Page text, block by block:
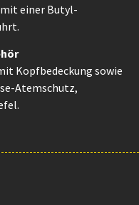
einer Butyl-
Kopfbedeckung sowie
Atemschutz,